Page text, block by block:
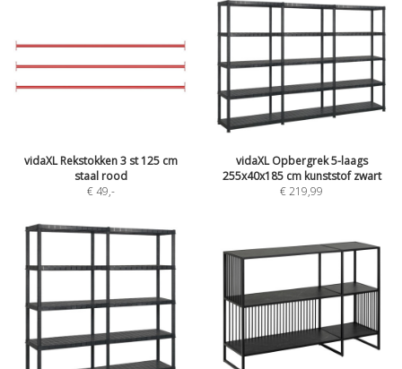
vidaXL Rekstokken 3 st 125 cm
staal rood
€ 49,-
vidaXL Opbergrek 5-laags
255x40x185 cm kunststof zwart
€ 219,99